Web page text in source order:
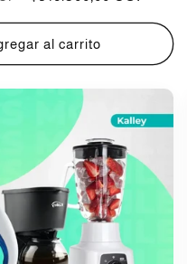
oferta
al carrito